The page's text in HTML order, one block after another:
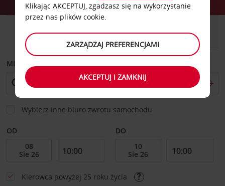
DOSTAWCZY
MIEJSCE ODBIORU
Wybierz inne biuro zwrotu samochodu
OD DO
Kierowca powyżej 25 roku życia
Klikając AKCEPTUJ, zgadzasz się na wykorzystanie
przez nas plików cookie.
ZARZĄDZAJ PREFERENCJAMI
AKCEPTUJ I ZAMKNIJ